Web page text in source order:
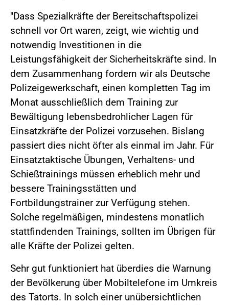
"Dass Spezialkräfte der Bereitschaftspolizei
schnell vor Ort waren, zeigt, wie wichtig und
notwendig Investitionen in die
Leistungsfähigkeit der Sicherheitskräfte sind. In
dem Zusammenhang fordern wir als Deutsche
Polizeigewerkschaft, einen kompletten Tag im
Monat ausschließlich dem Training zur
Bewältigung lebensbedrohlicher Lagen für
Einsatzkräfte der Polizei vorzusehen. Bislang
passiert dies nicht öfter als einmal im Jahr. Für
Einsatztaktische Übungen, Verhaltens- und
Schießtrainings müssen erheblich mehr und
bessere Trainingsstätten und
Fortbildungstrainer zur Verfügung stehen.
Solche regelmäßigen, mindestens monatlich
stattfindenden Trainings, sollten im Übrigen für
alle Kräfte der Polizei gelten.
Sehr gut funktioniert hat überdies die Warnung
der Bevölkerung über Mobiltelefone im Umkreis
des Tatorts. In solch einer unübersichtlichen